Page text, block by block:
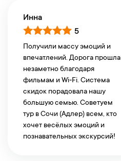
Инна
5
Получили массу эмоций и
впечатлений. Дорога прошла
незаметно благодаря
фильмам и Wi‑Fi. Система
скидок порадовала нашу
большую семью. Советуем
тур в Сочи (Адлер) всем, кто
хочет весёлых эмоций и
познавательных экскурсий!